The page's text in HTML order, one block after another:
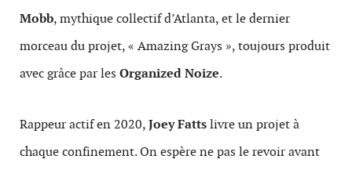
Mobb, mythique collectif d’Atlanta, et le dernier
morceau du projet, « Amazing Grays », toujours produit
avec grâce par les Organized Noize.
Rappeur actif en 2020,Joey Fattslivre un projet à
chaque confinement. On espère ne pas le revoir avant